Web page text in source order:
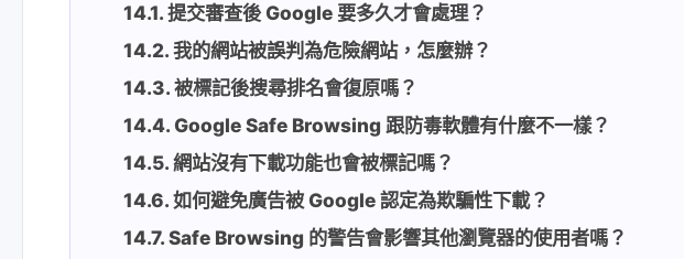
提交審查後 Google 要多久才會處理？
我的網站被誤判為危險網站，怎麼辦？
被標記後搜尋排名會復原嗎？
Google Safe Browsing 跟防毒軟體有什麼不一樣？
網站沒有下載功能也會被標記嗎？
如何避免廣告被 Google 認定為欺騙性下載？
Safe Browsing 的警告會影響其他瀏覽器的使用者嗎？